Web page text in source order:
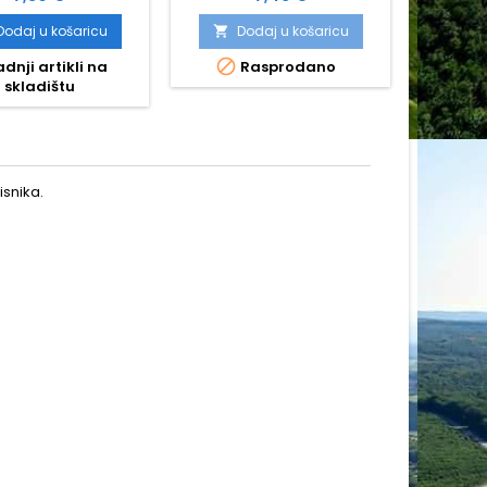
u košaricu
artikli na
skladištu
 Dodaj u košaricu
 Rasprodano

